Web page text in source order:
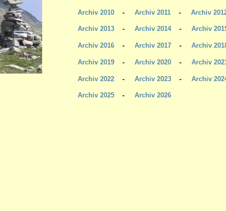
Archiv 2010 - Archiv 2011 - Archiv
Archiv 2013 - Archiv 2014- Archiv
Archiv 2016 - Archiv 2017 - Archiv
Archiv 2019 - Archiv 2020 - Archiv
Archiv 2022 - Archiv 2023 - Archiv
Archiv 2025 - Archiv 2026